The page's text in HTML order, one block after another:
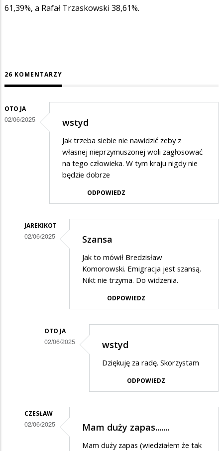
61,39%, a Rafał Trzaskowski 38,61%.
26 KOMENTARZY
OTO JA
02/06/2025 wstyd
Jak trzeba siebie nie nawidzić żeby z
własnej nieprzymuszonej woli zagłosować
na tego człowieka. W tym kraju nigdy nie
będzie dobrze
ODPOWIEDZ
JAREKIKOT
02/06/2025 Szansa
Jak to mówił Bredzisław
Komorowski. Emigracja jest szansą.
Nikt nie trzyma. Do widzenia.
ODPOWIEDZ
OTO JA
02/06/2025
odpowiedzi
na
wstyd
Dziękuję za radę. Skorzystam
ODPOWIEDZ
CZESŁAW
02/06/2025 Mam duży zapas.......
Mam duży zapas (wiedziałem że tak